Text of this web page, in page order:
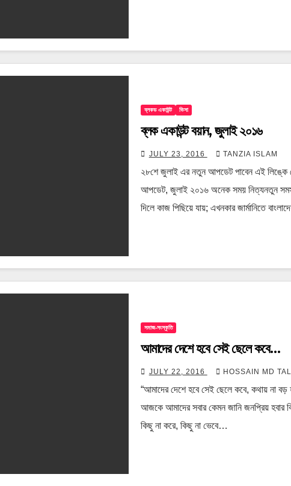
ব্লকড একাউন্ট ভিসা
ব্লক একাউন্ট বয়ান, জুলাই ২০১৬
JULY 23, 2016 TANZIA ISLAM
২৮শে জুলাই এর নতুন আপডেট পাবেন এই লিঙ্কে
আপডেট, জুলাই ২০১৬ অনেক সময় নিত্যনতুন
দিলে কাজ পিছিয়ে যায়; এখনকার জার্মানিতে
সমাজ-সংস্কৃতি
আমাদের দেশে হবে সেই ছেলে কবে…
JULY 22, 2016 HOSSAIN MD
“আমাদের দেশে হবে সেই ছেলে কবে, কথায় না
আজকে আমাদের সবার কেমন জানি জনপ্রিয় হবার
কিছু না করে, কিছু না ভেবে…